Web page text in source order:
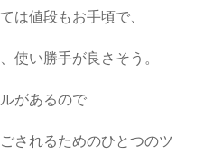
は値段もお手頃で、
使い勝手が良さそう。
があるので
されるためのひとつのツ